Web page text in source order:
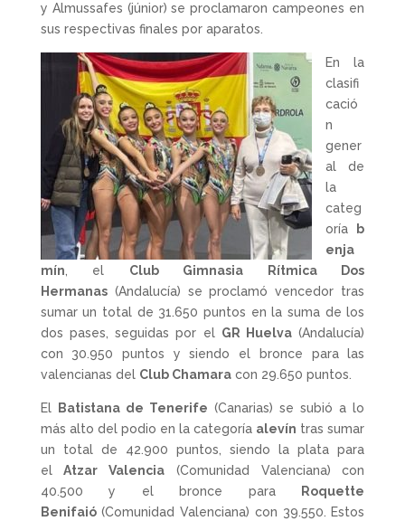
y Almussafes (júnior) se proclamaron campeones en
sus respectivas finales por aparatos.
En la
clasifi
cació
n
gener
al de
la
categ
oría
b
enja
mín, el Club Gimnasia Rítmica Dos
Hermanas(Andalucía) se proclamó vencedor tras
sumar un total de 31.650 puntos en la suma de los
dos pases, seguidas por el GR Huelva (Andalucía)
con 30.950 puntos y siendo el bronce para las
valencianas del Club Chamaracon 29.650 puntos.
El Batistana de Tenerife (Canarias) se subió a lo
más alto del podio en la categoría alevín tras sumar
un total de 42.900 puntos, siendo la plata para
elAtzar Valencia (Comunidad Valenciana) con
40.500 y el bronce para
Roquette
Benifaió(Comunidad Valenciana) con 39.550. Estos